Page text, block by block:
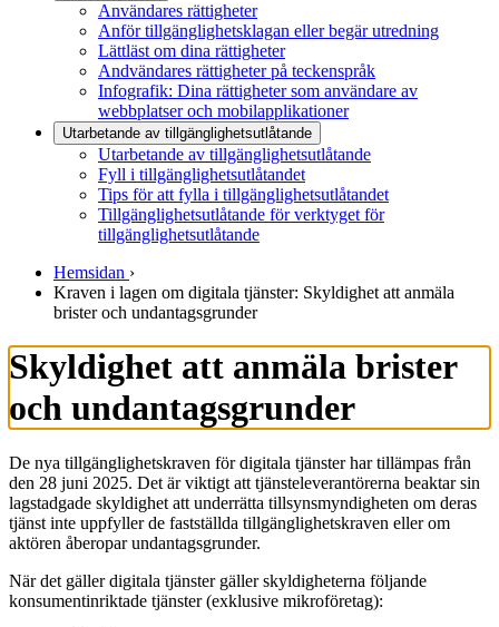
Användares rättigheter
Anför tillgänglighetsklagan eller begär utredning
Lättläst om dina rättigheter
Andvändares rättigheter på teckenspråk
Infografik: Dina rättigheter som användare av
webbplatser och mobilapplikationer
Utarbetande av tillgänglighets­utlåtande
Utarbetande av tillgänglighetsutlåtande
Fyll i tillgänglighetsutlåtandet
Tips för att fylla i tillgänglighetsutlåtandet
Tillgänglighetsutlåtande för verktyget för
tillgänglighetsutlåtande
Hemsidan ›
Kraven i lagen om digitala tjänster: Skyldighet att anmäla
brister och undantagsgrunder
Skyldighet att anmäla brister
och undantagsgrunder
De nya tillgänglighetskraven för digitala tjänster har tillämpas från
den 28 juni 2025. Det är viktigt att tjänsteleverantörerna beaktar sin
lagstadgade skyldighet att underrätta tillsynsmyndigheten om deras
tjänst inte uppfyller de fastställda tillgänglighetskraven eller om
aktören åberopar undantagsgrunder.
När det gäller digitala tjänster gäller skyldigheterna följande
konsumentinriktade tjänster (exklusive mikroföretag):